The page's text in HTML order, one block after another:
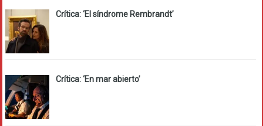
Crítica: ‘El síndrome Rembrandt’
Crítica: ‘En mar abierto’